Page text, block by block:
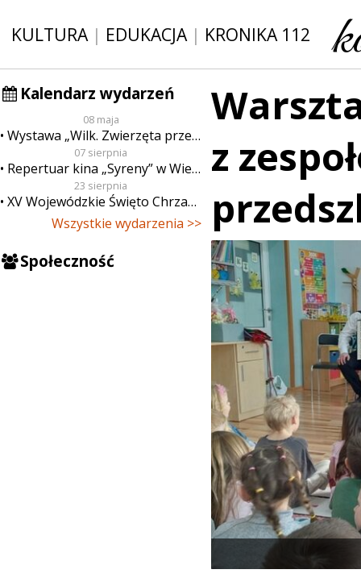
KULTURA| EDUKACJA| KRONIKA 112
Kalendarz wydarzeń
08 maja
Wystawa „Wilk. Zwierzęta przeklęte”
07 sierpnia
Repertuar kina „Syreny” w Wieluniu w dn. od 7 do 13 sierpnia
23 sierpnia
XV Wojewódzkie Święto Chrzanu
Wszystkie wydarzenia >>
Społeczność
z